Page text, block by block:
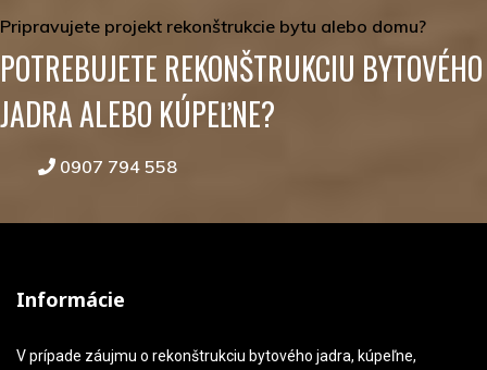
Pripravujete projekt rekonštrukcie bytu alebo domu?
POTREBUJETE REKONŠTRUKCIU BYTOVÉHO
JADRA ALEBO KÚPEĽNE?
0907 794 558
Informácie
V prípade záujmu o rekonštrukciu bytového jadra, kúpeľne,